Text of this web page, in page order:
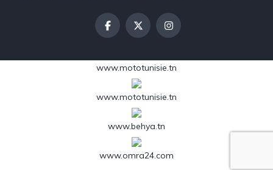
www.mototunisie.tn
www.mototunisie.tn
www.behya.tn
www.omra24.com